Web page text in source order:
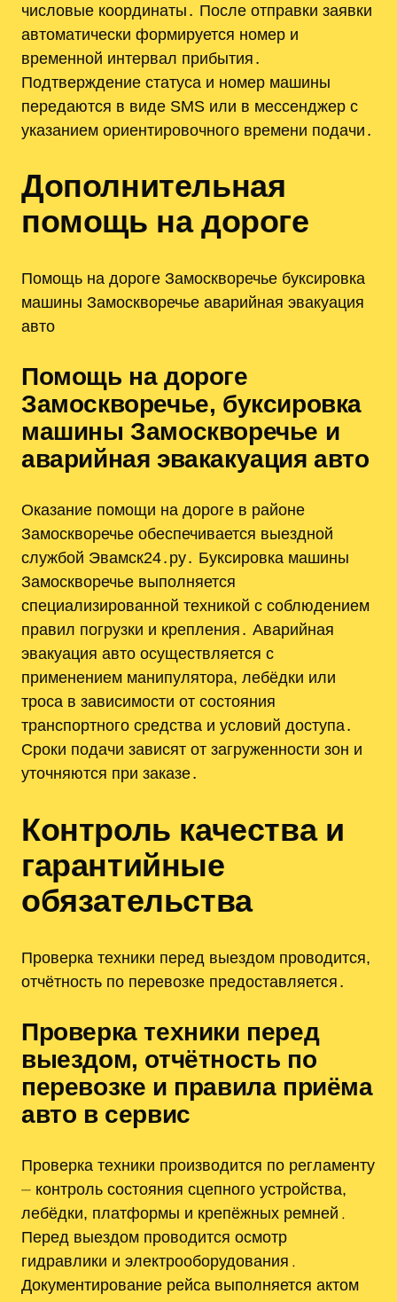
числовые координаты․ После отправки заявки
автоматически формируется номер и
временной интервал прибытия․
Подтверждение статуса и номер машины
передаются в виде SMS или в мессенджер с
указанием ориентировочного времени подачи․
Дополнительная
помощь на дороге
Помощь на дороге Замоскворечье буксировка
машины Замоскворечье аварийная эвакуация
авто
Помощь на дороге
Замоскворечье, буксировка
машины Замоскворечье и
аварийная эвакакуация авто
Оказание помощи на дороге в районе
Замоскворечье обеспечивается выездной
службой Эвамск24․ру․ Буксировка машины
Замоскворечье выполняется
специализированной техникой с соблюдением
правил погрузки и крепления․ Аварийная
эвакуация авто осуществляется с
применением манипулятора, лебёдки или
троса в зависимости от состояния
транспортного средства и условий доступа․
Сроки подачи зависят от загруженности зон и
уточняются при заказе․
Контроль качества и
гарантийные
обязательства
Проверка техники перед выездом проводится,
отчётность по перевозке предоставляется․
Проверка техники перед
выездом, отчётность по
перевозке и правила приёма
авто в сервис
Проверка техники производится по регламенту
⏤ контроль состояния сцепного устройства,
лебёдки, платформы и крепёжных ремней․
Перед выездом проводится осмотр
гидравлики и электрооборудования․
Документирование рейса выполняется актом